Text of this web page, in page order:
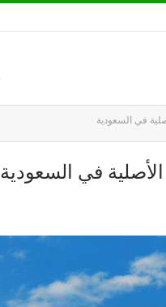
في السعودية
في السعودية